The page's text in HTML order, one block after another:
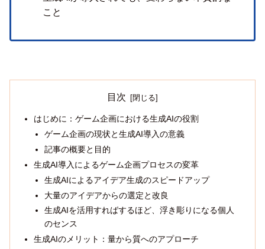
こと
目次
はじめに：ゲーム企画における生成AIの役割
ゲーム企画の現状と生成AI導入の意義
記事の概要と目的
生成AI導入によるゲーム企画プロセスの変革
生成AIによるアイデア生成のスピードアップ
大量のアイデアからの選定と改良
生成AIを活用すればするほど、浮き彫りになる個人
のセンス
生成AIのメリット：量から質へのアプローチ